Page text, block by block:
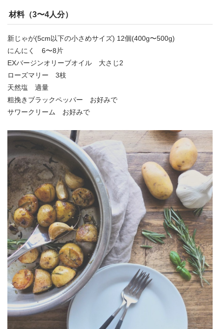
材料（3〜4人分）
新じゃが(5cm以下の小さめサイズ) 12個(400g〜500g)
にんにく 6〜8片
EXバージンオリーブオイル 大さじ2
ローズマリー 3枝
天然塩 適量
粗挽きブラックペッパー お好みで
サワークリーム お好みで